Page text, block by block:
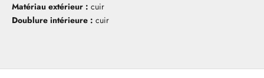
Matériau extérieur : cuir
Doublure intérieure : cuir